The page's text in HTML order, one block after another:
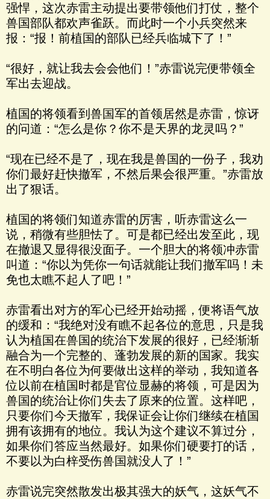
强悍，这次赤雷主动提出要带领他们打仗，整个
兽国部队都欢声雀跃。而此时一个小兵突然来
报：“报！前植国的部队已经兵临城下了！”
“很好，就让我去会会他们！”赤雷说完便带领全
军出去迎战。
植国的将领看到兽国军的首领居然是赤雷，惊讶
的问道：“怎么是你？你不是天界的龙灵吗？”
“现在已经不是了，现在我是兽国的一份子，我劝
你们最好赶快撤军，不然后果会很严重。”赤雷放
出了狠话。
植国的将领们知道赤雷的厉害，听赤雷这么一
说，稍微有些胆怯了。可是都已经出发至此，现
在撤退又显得很没面子。一个胆大的将领冲赤雷
叫道：“你以为凭你一句话就能让我们撤军吗！未
免也太瞧不起人了吧！”
赤雷看出对方的军心已经开始动摇，便将语气放
的缓和：“我绝对没有瞧不起各位的意思，只是我
认为植国在兽国的统治下发展的很好，已经渐渐
融合为一个完整的、蓬勃发展的新的国家。我实
在不明白各位为何要做出这样的举动，我知道各
位以前在植国时都是官位显赫的将领，可是因为
兽国的统治让你们失去了原来的位置。这样吧，
只要你们今天撤军，我保证会让你们继续在植国
拥有该拥有的地位。我认为这个建议不算过分，
如果你们答应当然最好。如果你们硬要打的话，
不要以为白梓受伤兽国就没人了！”
赤雷说完突然散发出极其强大的妖气，这妖气不